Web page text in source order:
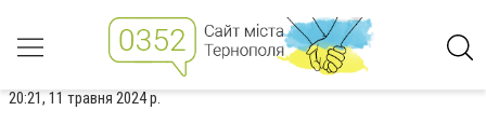
20:21, 11 травня 2024 р.